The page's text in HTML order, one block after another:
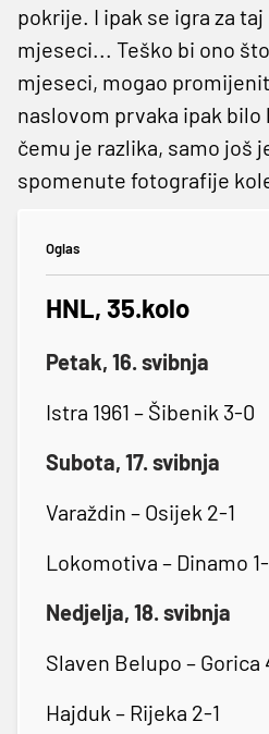
pokrije. I ipak se igra za taj
mjeseci... Teško bi ono
mjeseci, mogao
naslovom prvaka ipak
čemu je razlika, samo još
spomenute fotografije
Oglas
HNL, 35.kolo
Petak, 16. svibnja
Istra 1961 – Šibenik 3-0
Subota, 17. svibnja
Varaždin – Osijek 2-1
Lokomotiva – Dinamo 1-
Nedjelja, 18. svibnja
Slaven Belupo – Gorica
Hajduk – Rijeka 2-1